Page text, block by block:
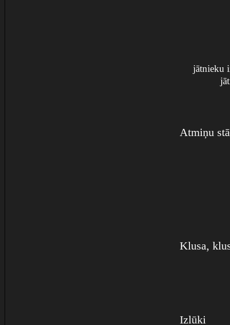
jātnieku
Atmiņu
Klusa,
Izlūki